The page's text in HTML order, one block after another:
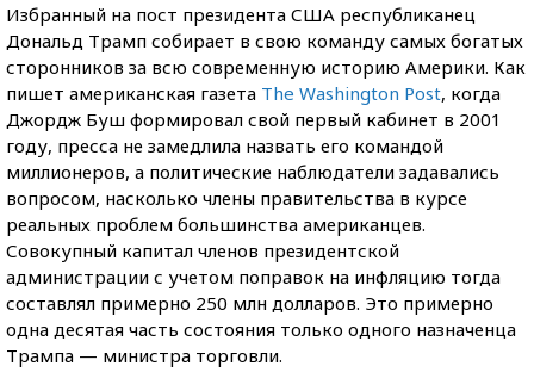
Избранный на пост президента США республиканец
Дональд Трамп собирает в свою команду самых богатых
сторонников за всю современную историю Америки. Как
пишет американская газета The Washington Post, когда
Джордж Буш формировал свой первый кабинет в 2001
году, пресса не замедлила назвать его командой
миллионеров, а политические наблюдатели задавались
вопросом, насколько члены правительства в курсе
реальных проблем большинства американцев.
Совокупный капитал членов президентской
администрации с учетом поправок на инфляцию тогда
составлял примерно 250 млн долларов. Это примерно
одна десятая часть состояния только одного назначенца
Трампа — министра торговли.